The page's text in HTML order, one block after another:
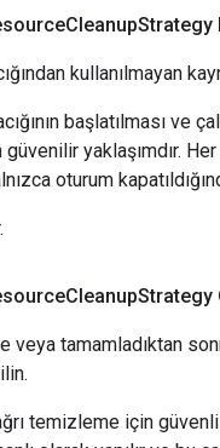
CleanupStrategy
kullanılmayan
başlatılması ve
yaklaşımdır. Her
oturum
CleanupStrategy
tamamladıktan
temizleme için